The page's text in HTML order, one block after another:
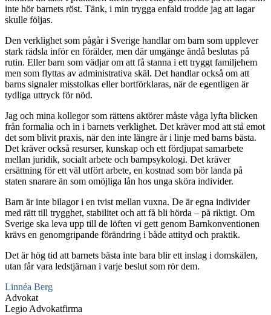
inte hör barnets röst. Tänk, i min trygga enfald trodde jag att lagar
skulle följas.
Den verklighet som pågår i Sverige handlar om barn som upplever
stark rädsla inför en förälder, men där umgänge ändå beslutas på
rutin. Eller barn som vädjar om att få stanna i ett tryggt familjehem
men som flyttas av administrativa skäl. Det handlar också om att
barns signaler misstolkas eller bortförklaras, när de egentligen är
tydliga uttryck för nöd.
Jag och mina kollegor som rättens aktörer måste våga lyfta blicken
från formalia och in i barnets verklighet. Det kräver mod att stå emot
det som blivit praxis, när den inte längre är i linje med barns bästa.
Det kräver också resurser, kunskap och ett fördjupat samarbete
mellan juridik, socialt arbete och barnpsykologi. Det kräver
ersättning för ett väl utfört arbete, en kostnad som bör landa på
staten snarare än som omöjliga lån hos unga sköra individer.
Barn är inte bilagor i en tvist mellan vuxna. De är egna individer
med rätt till trygghet, stabilitet och att få bli hörda – på riktigt. Om
Sverige ska leva upp till de löften vi gett genom Barnkonventionen
krävs en genomgripande förändring i både attityd och praktik.
Det är hög tid att barnets bästa inte bara blir ett inslag i domskälen,
utan får vara ledstjärnan i varje beslut som rör dem.
Linnéa Berg
Advokat
Legio Advokatfirma